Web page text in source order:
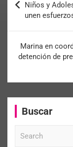
Niños y
unen
Marina en
detención de
Buscar